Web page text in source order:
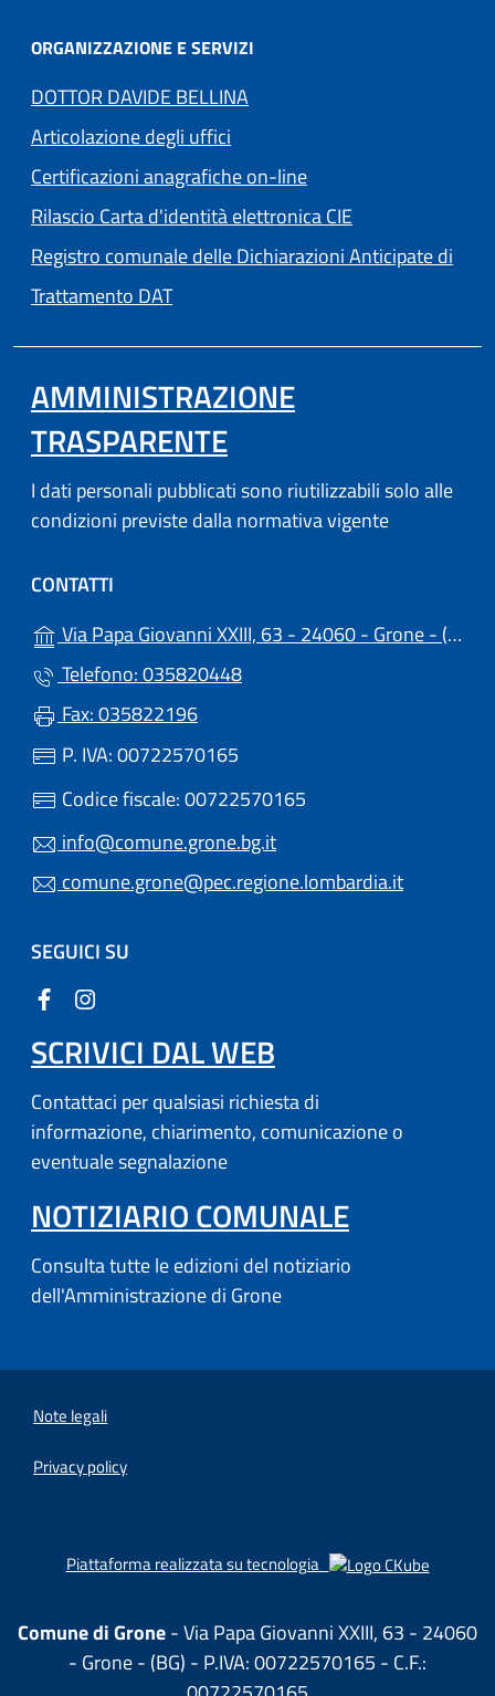
ORGANIZZAZIONE E SERVIZI
DOTTOR DAVIDE BELLINA
Articolazione degli uffici
Certificazioni anagrafiche on-line
Rilascio Carta d'identità elettronica CIE
Registro comunale delle Dichiarazioni Anticipate di
Trattamento DAT
AMMINISTRAZIONE
TRASPARENTE
I dati personali pubblicati sono riutilizzabili solo alle
condizioni previste dalla normativa vigente
CONTATTI
Via Papa Giovanni XXIII, 63 - 24060 - Grone - (BG)
Telefono: 035820448
Fax: 035822196
P. IVA: 00722570165
Codice fiscale: 00722570165
info@comune.grone.bg.it
comune.grone@pec.regione.lombardia.it
SEGUICI SU
SCRIVICI DAL WEB
Contattaci per qualsiasi richiesta di
informazione, chiarimento, comunicazione o
eventuale segnalazione
NOTIZIARIO COMUNALE
Consulta tutte le edizioni del notiziario
dell'Amministrazione di Grone
Note legali
Privacy policy
Piattaforma realizzata su tecnologia (apre in
Comune di Grone- Via Papa Giovanni XXIII, 63 - 24060
- Grone - (BG) - P.IVA: 00722570165 - C.F.: